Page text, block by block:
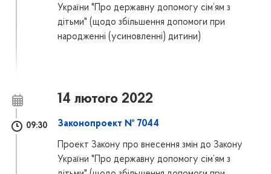
України "Про державну допомогу сім’ям з
дітьми" (щодо збільшення допомоги при
народженні (усиновленні) дитини)
14 лютого 2022
09:30 Законопроект № 7044
Проект Закону про внесення змін до Закону
України "Про державну допомогу сім’ям з